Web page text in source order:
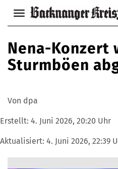
Navigation
anzeigen
verbergen
Nena-Konzert
Sturmböen
Von dpa
Erstellt: 4. Juni 2026, 20:20 Uhr
Aktualisiert: 4. Juni 2026, 22:39